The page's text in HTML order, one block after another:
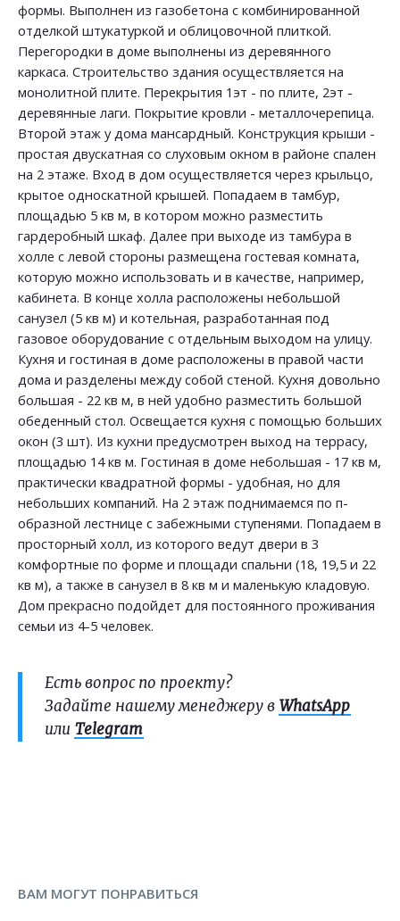
формы. Выполнен из газобетона с комбинированной
отделкой штукатуркой и облицовочной плиткой.
Перегородки в доме выполнены из деревянного
каркаса. Строительство здания осуществляется на
монолитной плите. Перекрытия 1эт - по плите, 2эт -
деревянные лаги. Покрытие кровли - металлочерепица.
Второй этаж у дома мансардный. Конструкция крыши -
простая двускатная со слуховым окном в районе спален
на 2 этаже. Вход в дом осуществляется через крыльцо,
крытое односкатной крышей. Попадаем в тамбур,
площадью 5 кв м, в котором можно разместить
гардеробный шкаф. Далее при выходе из тамбура в
холле с левой стороны размещена гостевая комната,
которую можно использовать и в качестве, например,
кабинета. В конце холла расположены небольшой
санузел (5 кв м) и котельная, разработанная под
газовое оборудование с отдельным выходом на улицу.
Кухня и гостиная в доме расположены в правой части
дома и разделены между собой стеной. Кухня довольно
большая - 22 кв м, в ней удобно разместить большой
обеденный стол. Освещается кухня с помощью больших
окон (3 шт). Из кухни предусмотрен выход на террасу,
площадью 14 кв м. Гостиная в доме небольшая - 17 кв м,
практически квадратной формы - удобная, но для
небольших компаний. На 2 этаж поднимаемся по п-
образной лестнице с забежными ступенями. Попадаем в
просторный холл, из которого ведут двери в 3
комфортные по форме и площади спальни (18, 19,5 и 22
кв м), а также в санузел в 8 кв м и маленькую кладовую.
Дом прекрасно подойдет для постоянного проживания
семьи из 4-5 человек.
Есть вопрос по проекту?
Задайте нашему менеджеру в WhatsApp
или Telegram
ВАМ МОГУТ ПОНРАВИТЬСЯ